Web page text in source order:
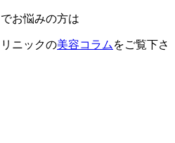
お悩みの方は
ニックの美容コラム をご覧下さ